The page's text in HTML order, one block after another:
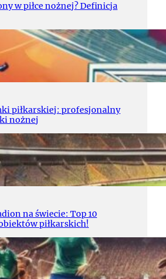
w piłce nożnej? Definicja
piłkarskiej: profesjonalny
nożnej
na świecie: Top 10
piłkarskich!